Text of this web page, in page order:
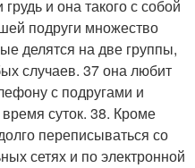
и она такого с собой
подруги множество
делятся на две группы,
случаев. 37 она любит
с подругами и
суток. 38. Кроме
переписываться со
сетях и по электронной